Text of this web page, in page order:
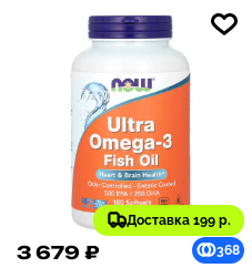
Доставка 199 р.
3 679 ₽ 368